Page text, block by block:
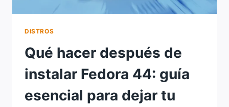
DISTROS
Qué hacer después de
instalar Fedora 44: guía
esencial para dejar tu